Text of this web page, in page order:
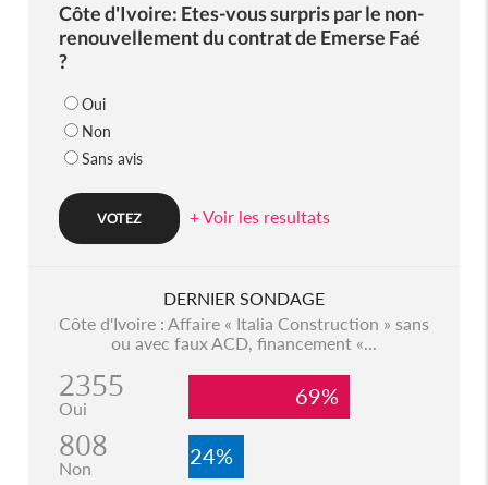
Côte d'Ivoire: Etes-vous surpris par le non-
renouvellement du contrat de Emerse Faé
?
Oui
Non
Sans avis
+ Voir les resultats
DERNIER SONDAGE
Côte d'Ivoire : Affaire « Italia Construction » sans
ou avec faux ACD, financement «...
2355
Oui 69%
808
Non 24%